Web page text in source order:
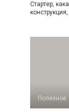
Стартер,
Полезное